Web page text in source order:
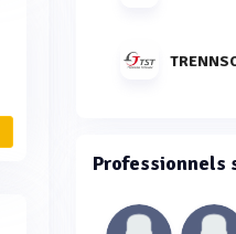
Professionnels